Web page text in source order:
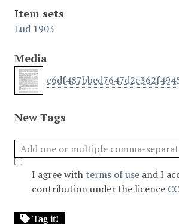
Item sets
Lud 1903
Media
New Tags
I agree with terms of use and I
contribution under the licence
Tag it!